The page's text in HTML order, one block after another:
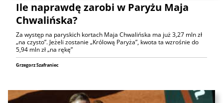
Ile naprawdę zarobi w Paryżu Maja
Chwalińska?
Za występ na paryskich kortach Maja Chwalińska ma już 3,27 mln zł
„na czysto”. Jeżeli zostanie „Królową Paryża”, kwota ta wzrośnie do
5,94 mln zł „na rękę”
Grzegorz Szafraniec